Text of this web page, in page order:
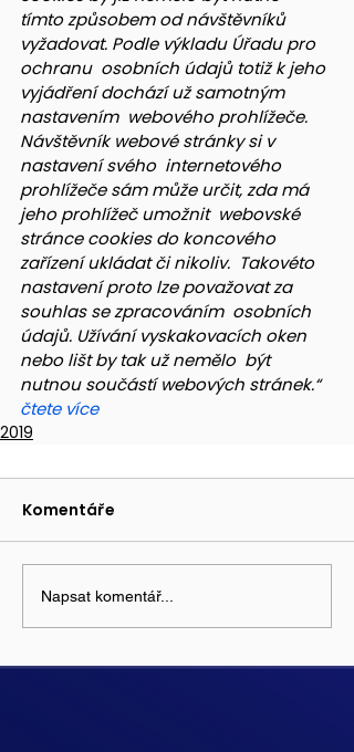
tímto způsobem od návštěvníků
vyžadovat. Podle výkladu Úřadu pro
ochranu  osobních údajů totiž k jeho
vyjádření dochází už samotným
nastavením  webového prohlížeče.
Návštěvník webové stránky si v
nastavení svého  internetového
prohlížeče sám může určit, zda má
jeho prohlížeč umožnit  webovské
stránce cookies do koncového
zařízení ukládat či nikoliv.  Takovéto
nastavení proto lze považovat za
souhlas se zpracováním  osobních
údajů. Užívání vyskakovacích oken
nebo lišt by tak už nemělo  být
nutnou součástí webových stránek.“
čtete více
2019
Komentáře
Napsat komentář...